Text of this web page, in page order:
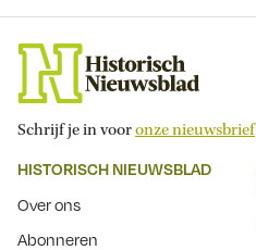
Schrijf je in vooronze nieuwsbrief
HISTORISCH NIEUWSBLAD
Over ons
Abonneren